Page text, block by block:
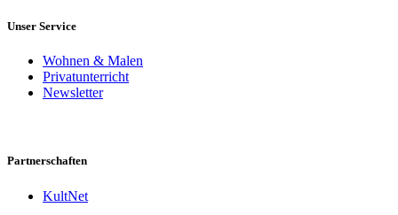
Unser Service
Wohnen & Malen
Privatunterricht
Newsletter
Partnerschaften
KultNet